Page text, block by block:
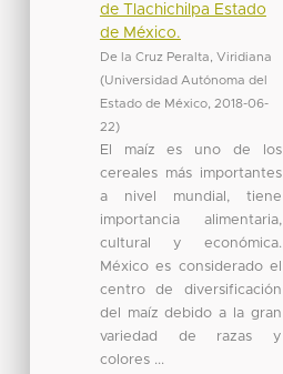
de Tlachichilpa Estado
de México.
De la Cruz Peralta, Viridiana
(Universidad Autónoma del
Estado de México, 2018-06-
22)
El maíz es uno de los
cereales más importantes
a nivel mundial, tiene
importancia alimentaria,
cultural y económica.
México es considerado el
centro de diversificación
del maíz debido a la gran
variedad de razas y
colores ...